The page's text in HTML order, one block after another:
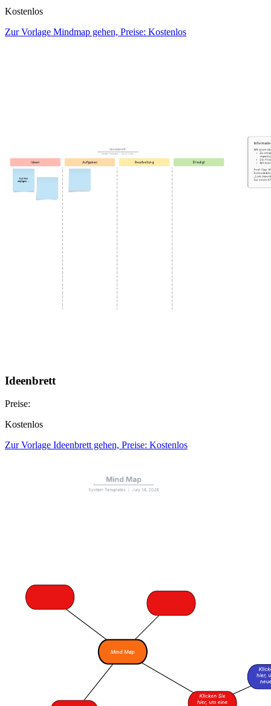
Kostenlos
Zur Vorlage Mindmap gehen, Preise: Kostenlos
Ideenbrett
Preise:
Kostenlos
Zur Vorlage Ideenbrett gehen, Preise: Kostenlos